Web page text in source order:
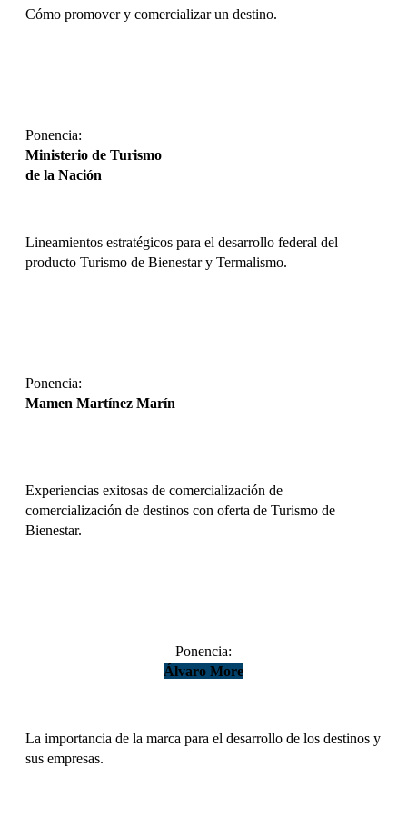
Cómo promover y comercializar un destino.
Ponencia:
Ministerio de Turismo
de la Nación
Lineamientos estratégicos para el desarrollo federal del
producto Turismo de Bienestar y Termalismo.
Ponencia:
Mamen Martínez Marín
Experiencias exitosas de comercialización de
comercialización de destinos con oferta de Turismo de
Bienestar.
Ponencia:
Álvaro More
La importancia de la marca para el desarrollo de los destinos y
sus empresas.